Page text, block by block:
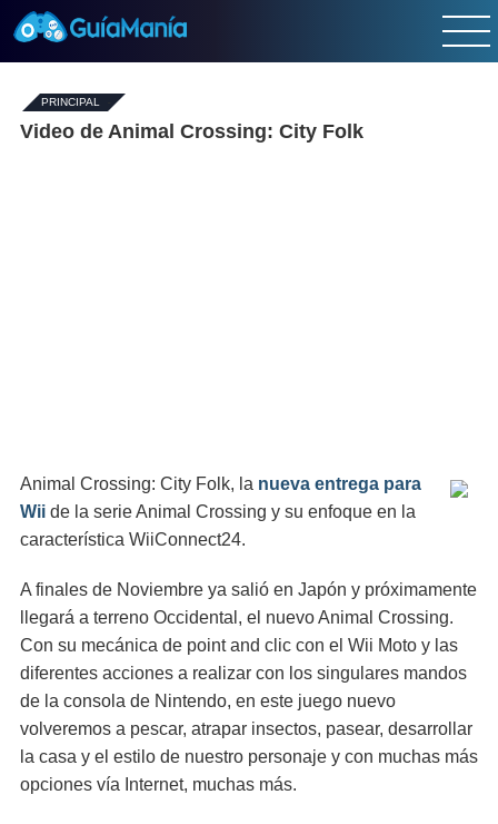
PRINCIPAL -
Video de Animal Crossing: City Folk
Animal Crossing: City Folk, la nueva entrega para
Wii de la serie Animal Crossing y su enfoque en la
característica WiiConnect24.
A finales de Noviembre ya salió en Japón y próximamente
llegará a terreno Occidental, el nuevo Animal Crossing.
Con su mecánica de point and clic con el Wii Moto y las
diferentes acciones a realizar con los singulares mandos
de la consola de Nintendo, en este juego nuevo
volveremos a pescar, atrapar insectos, pasear, desarrollar
la casa y el estilo de nuestro personaje y con muchas más
opciones vía Internet, muchas más.